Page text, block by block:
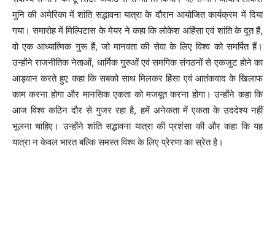
मुनि की अमेरिका में शांति सद्भावना यात्रा के दौरान आयोजित कार्यक्रम में दिया
गया। समारोह में मिल्पिटास के मेयर ने कहा कि लोकेश अहिंसा एवं शांति के दूत हैं,
वो एक आध्यात्मिक गुरू हैं, जो मानवता की सेवा के लिए विश्व को समर्पित हैं।
उन्होंने राजनीतिक नेताओं, धार्मिक गुरुओं एवं समगिक संगठनों से एकजुट होने का
आड्वान करते हुए कहा कि सबको साथ मिलकर हिंसा एवं आतंकवाद के खिलाफ
काम करना होगा और मानसिक एकता को मजबूत करना होगा। उन्होंने कहा कि
आज विश्व कठिन दौर से गुजर रहा है, हमें अनेकता में एकता के उददेश्य नहीं
भूलना चाहिए। उन्होंने शांति सद्भावना यात्रा की प्रशंसा की और कहा कि यह
यात्रा न केवल भारत बल्कि समस्त विश्व के लिए प्रेरणा का स्रेत है।